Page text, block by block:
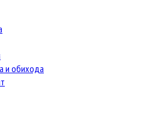
и обихода